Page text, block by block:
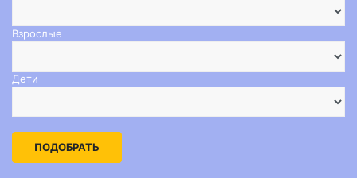
Взрослые
Дети
ПОДОБРАТЬ